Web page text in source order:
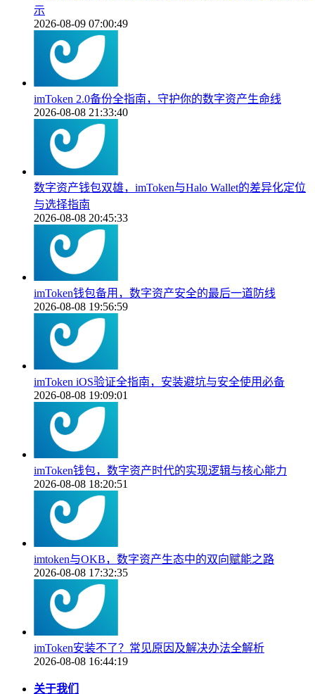
示
2026-08-09 07:00:49
imToken 2.0备份全指南，守护你的数字资产生命线
2026-08-08 21:33:40
数字资产钱包双雄，imToken与Halo Wallet的差异化定位
与选择指南
2026-08-08 20:45:33
imToken钱包备用，数字资产安全的最后一道防线
2026-08-08 19:56:59
imToken iOS验证全指南，安装避坑与安全使用必备
2026-08-08 19:09:01
imToken钱包，数字资产时代的实现逻辑与核心能力
2026-08-08 18:20:51
imtoken与OKB，数字资产生态中的双向赋能之路
2026-08-08 17:32:35
imToken安装不了？常见原因及解决办法全解析
2026-08-08 16:44:19
关于我们